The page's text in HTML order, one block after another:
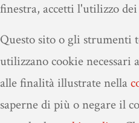
finestra, accetti l'utilizzo dei
Questo sito o gli strumenti
utilizzano cookie
alle finalità illustrate nella
saperne di più o negare il